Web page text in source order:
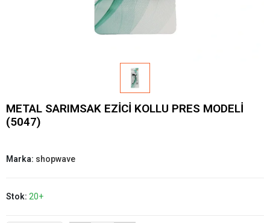
METAL SARIMSAK EZİCİ KOLLU PRES MODELİ
(5047)
Marka: shopwave
Stok: 20+